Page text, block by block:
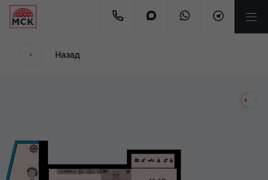
Назад